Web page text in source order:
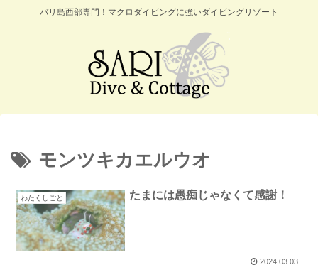
バリ島西部専門！マクロダイビングに強いダイビングリゾート
モンツキカエルウオ
わたくしごと たまには愚痴じゃなくて感謝！
2024.03.03